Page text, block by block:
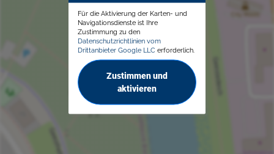
Für die Aktivierung der Karten- und
Navigationsdienste ist Ihre
Zustimmung zu den
Datenschutzrichtlinien vom
Drittanbieter Google LLC erforderlich.
Zustimmen und
aktivieren